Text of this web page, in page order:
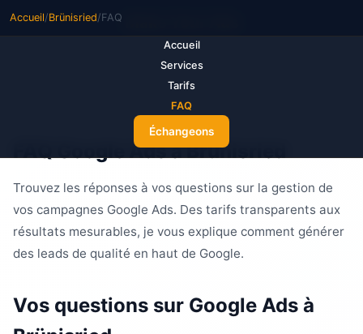
Accueil
Services
Tarifs
FAQ
Échangeons
Accueil/Brünisried/FAQ
FAQ Google Ads à Brünisried
Trouvez les réponses à vos questions sur la gestion de
vos campagnes Google Ads. Des tarifs transparents aux
résultats mesurables, je vous explique comment générer
des leads de qualité en haut de Google.
Vos questions sur Google Ads à